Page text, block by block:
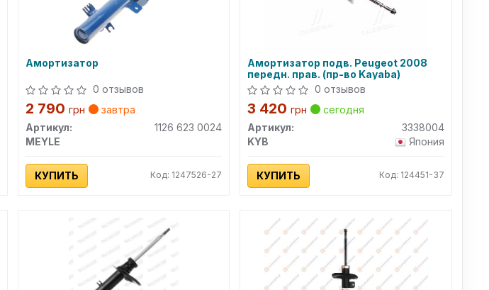
Амортизатор
0 отзывов
2 790 грн
завтра
Артикул:
1126 623 0024
MEYLE
КУПИТЬ Код: 1247526-27
Амортизатор подв. Peugeot 2008
передн. прав. (пр-во Kayaba)
0 отзывов
3 420грн
сегодня
Артикул:
3338004
KYB
Япония
КУПИТЬ Код: 124451-37